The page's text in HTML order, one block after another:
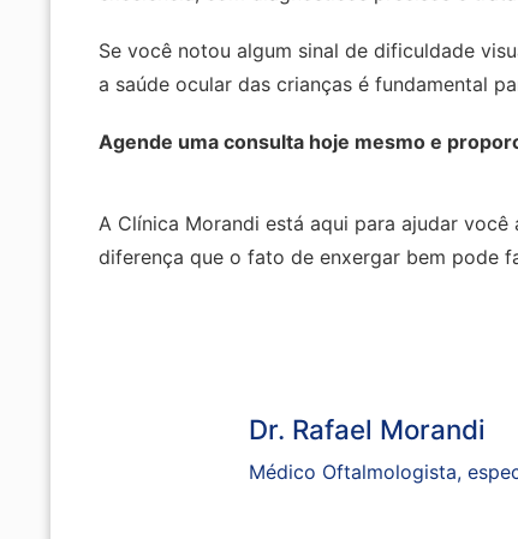
Se você notou algum sinal de dificuldade
a saúde ocular das crianças é fundamental
Agende uma consulta hoje mesmo e
A Clínica Morandi está aqui para ajudar
diferença que o fato de enxergar bem pode
Dr. Rafael Morandi
Médico Oftalmologista,